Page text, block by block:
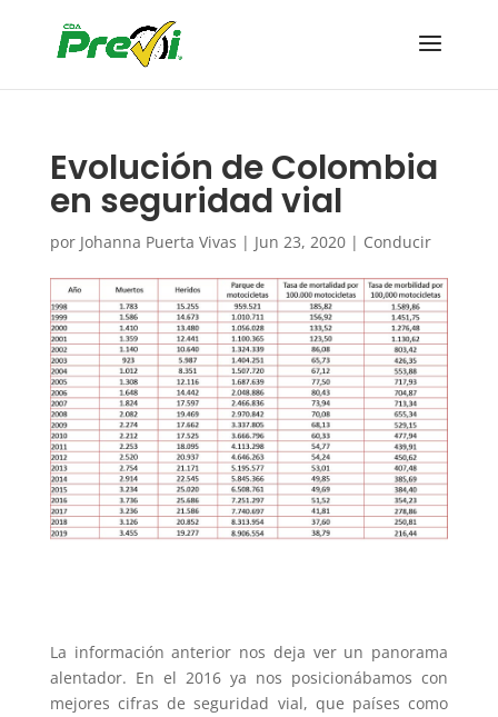
Evolución de Colombia
en seguridad vial
por Johanna Puerta Vivas | Jun 23, 2020| Conducir
La información anterior nos deja ver un panorama
alentador. En el 2016 ya nos posicionábamos con
mejores cifras de seguridad vial, que países como